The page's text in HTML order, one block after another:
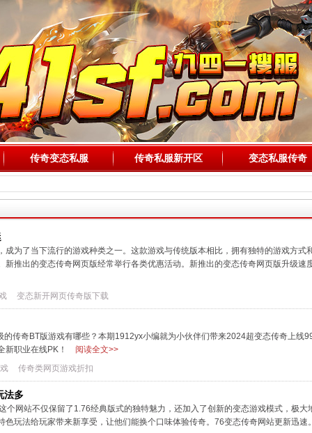
传奇变态私服 传奇私服新开区 变态私服传奇
为了当下流行的游戏种类之一。这款游戏与传统版本相比，拥有独特的游戏方式
推出的变态传奇网页版经常举行各类优惠活动。新推出的变态传奇网页版升级速
变态新开网页传奇版下载
传奇BT版游戏有哪些？本期1912yx小编就为小伙伴们带来2024超变态传奇上线
新职业在线PK！
阅读全文>>
传奇类网页游戏折扣
法多
个网站不仅保留了1.76经典版式的独特魅力，还加入了创新的变态游戏模式，极
玩法给玩家带来新享受，让他们能换个口味体验传奇。76变态传奇网站更新迅速